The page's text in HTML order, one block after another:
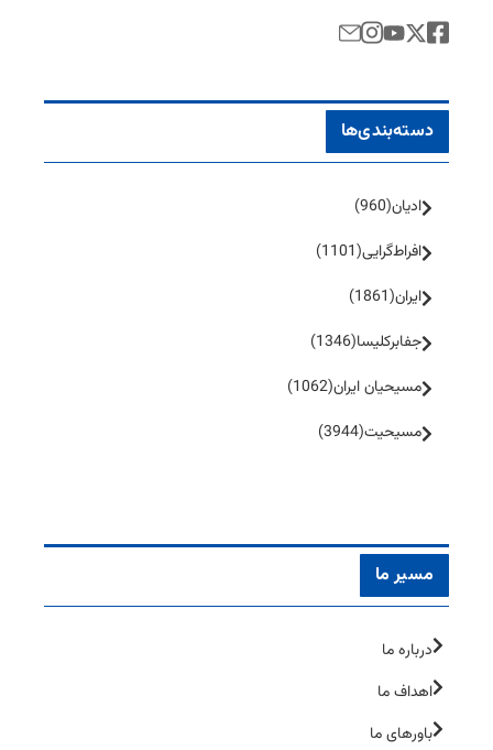
دسته‌بندی‌ها
ادیان(960)
افراط‌گرایی(1101)
ایران(1861)
جفا‌بر‌کلیسا(1346)
مسیحیان ایران(1062)
مسیحیت(3944)
مسیر ما
درباره ما
اهداف ما
باورهای ما